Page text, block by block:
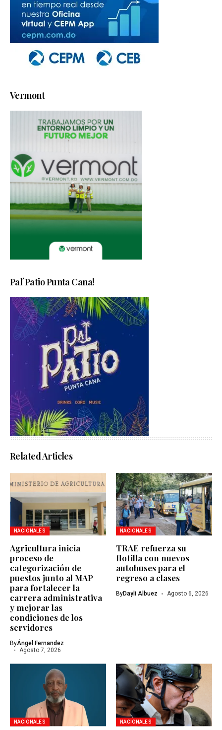
Vermont
Pal´Patio Punta Cana!
Related Articles
NACIONALES
Agricultura inicia
proceso de
categorización de
puestos junto al MAP
para fortalecer la
carrera administrativa
y mejorar las
condiciones de los
servidores
ByÁngel Fernandez
Agosto 7, 2026
NACIONALES
TRAE refuerza su
flotilla con nuevos
autobuses para el
regreso a clases
ByDayli Albuez Agosto 6, 2026
NACIONALES NACIONALES